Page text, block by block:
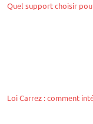
Quel support choisir
Loi Carrez : comment